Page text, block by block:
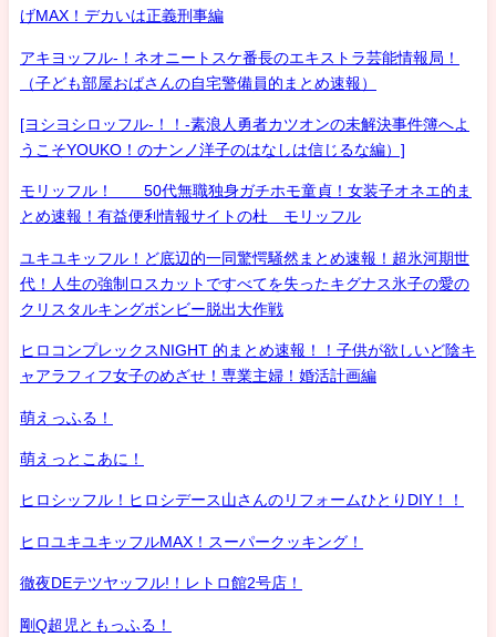
げMAX！デカいは正義刑事編
アキヨッフル-！ネオニートスケ番長のエキストラ芸能情報局！
（子ども部屋おばさんの自宅警備員的まとめ速報）
[ヨシヨシロッフル-！！-素浪人勇者カツオンの未解決事件簿へよ
うこそYOUKO！のナンノ洋子のはなしは信じるな編）]
モリッフル！ 50代無職独身ガチホモ童貞！女装子オネエ的ま
とめ速報！有益便利情報サイトの杜 モリッフル
ユキユキッフル！ど底辺的一同驚愕騒然まとめ速報！超氷河期世
代！人生の強制ロスカットですべてを失ったキグナス氷子の愛の
クリスタルキングボンビー脱出大作戦
ヒロコンプレックスNIGHT 的まとめ速報！！子供が欲しいど陰キ
ャアラフィフ女子のめざせ！専業主婦！婚活計画編
萌えっふる！
萌えっとこあに！
ヒロシッフル！ヒロシデース山さんのリフォームひとりDIY！！
ヒロユキユキッフルMAX！スーパークッキング！
徹夜DEテツヤッフル!！レトロ館2号店！
剛Q超児ともっふる！